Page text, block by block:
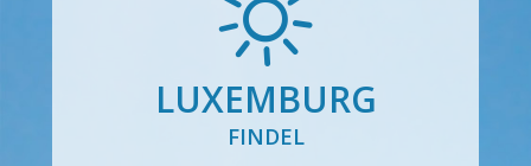
LUXEMBURG
FINDEL